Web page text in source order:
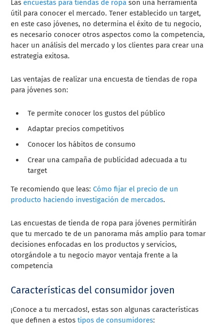
Las encuestas para tiendas de ropa son una herramienta
útil para conocer el mercado. Tener establecido un target,
en este caso jóvenes, no determina el éxito de tu negocio,
es necesario conocer otros aspectos como la competencia,
hacer un análisis del mercado y los clientes para crear una
estrategia exitosa.
Las ventajas de realizar una encuesta de tiendas de ropa
para jóvenes son:
Te permite conocer los gustos del público
Adaptar precios competitivos
Conocer los hábitos de consumo
Crear una campaña de publicidad adecuada a tu
target
Te recomiendo que leas:Cómo fijar el precio de un
producto haciendo investigación de mercados.
Las encuestas de tienda de ropa para jóvenes permitirán
que tu mercado te de un panorama más amplio para tomar
decisiones enfocadas en los productos y servicios,
otorgándole a tu negocio mayor ventaja frente a la
competencia
Características del consumidor joven
¡Conoce a tu mercados!, estas son algunas características
que definen a estostipos de consumidores: